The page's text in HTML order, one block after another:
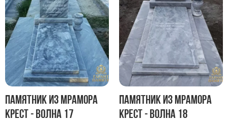
Хачкары
Памятники ростовые
Памятники в форме скалы
Памятник Родителям
Памятник из мрамора
Крест - волна 17
Памятник из мрамора
Крест - волна 18